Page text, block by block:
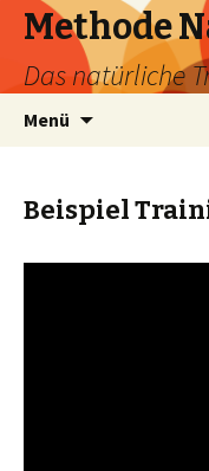
Methode
Das natürliche
Menü
Beispiel